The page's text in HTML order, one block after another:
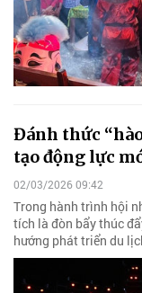
Đánh thức
tạo động lực
02/03/2026 09:42
Trong hành trình hội
tích là đòn bẩy thúc
hướng phát triển du